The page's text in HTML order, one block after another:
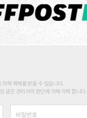
해 제재를 받을 수 있습니다.
글은 관리자의 판단에 의해 삭제 합니다.